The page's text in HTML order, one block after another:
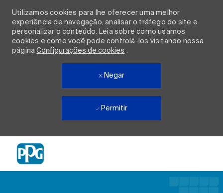
Utilizamos cookies para lhe oferecer uma melhor
experiência de navegação, analisar o tráfego do site e
personalizar o conteúdo. Leia sobre como usamos
cookies e como você pode controlá-los visitando nossa
páginaConfigurações de cookies .
Negar
Permitir